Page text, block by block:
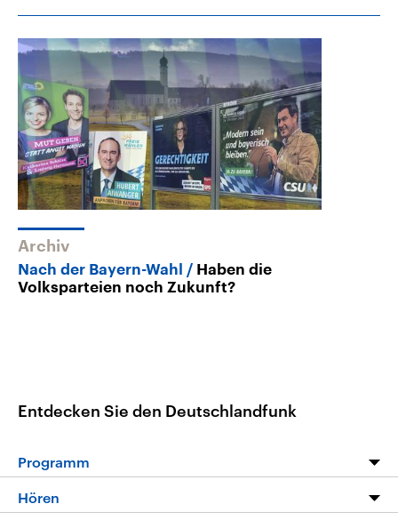
Archiv
Nach der Bayern-Wahl
Haben die
Volksparteien noch Zukunft?
Entdecken Sie den Deutschlandfunk
Programm
Programm
Hören